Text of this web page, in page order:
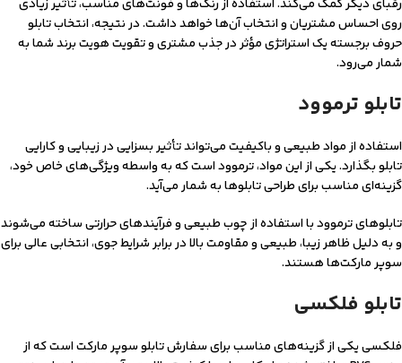
رقبای دیگر کمک می‌کند. استفاده از رنگ‌ها و فونت‌های مناسب، تأثیر زیادی
روی احساس مشتریان و انتخاب آن‌ها خواهد داشت. در نتیجه، انتخاب تابلو
حروف برجسته یک استراتژی مؤثر در جذب مشتری و تقویت هویت برند شما به
شمار می‌رود.
تابلو ترموود
استفاده از مواد طبیعی و باکیفیت می‌تواند تأثیر بسزایی در زیبایی و کارایی
تابلو بگذارد. یکی از این مواد، ترموود است که به واسطه ویژگی‌های خاص خود،
گزینه‌ای مناسب برای طراحی تابلوها به شمار می‌آید.
تابلوهای ترموود با استفاده از چوب طبیعی و فرآیند‌های حرارتی ساخته می‌شوند
و به دلیل ظاهر زیبا، طبیعی و مقاومت بالا در برابر شرایط جوی، انتخابی عالی برای
سوپر مارکت‌ها هستند.
تابلو فلکسی
فلکسی یکی از گزینه‌های مناسب برای سفارش تابلو سوپر مارکت‌ است که از